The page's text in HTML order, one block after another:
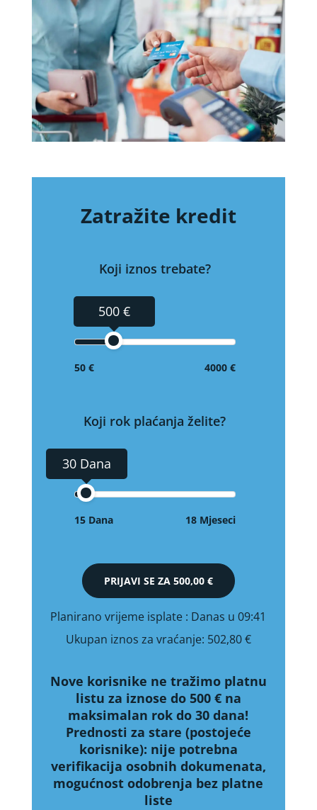
Zatražite kredit
Koji iznos trebate?
500 €
50 € 4000 €
Koji rok plaćanja želite?
30 Dana
15 Dana 18 Mjeseci
PRIJAVI SE ZA 500,00 €
Planirano vrijeme isplate : Danas u 09:41
Ukupan iznos za vraćanje: 502,80 €
Nove korisnike ne tražimo platnu
listu za iznose do 500 € na
maksimalan rok do 30 dana!
Prednosti za stare (postojeće
korisnike): nije potrebna
verifikacija osobnih dokumenata,
mogućnost odobrenja bez platne
liste